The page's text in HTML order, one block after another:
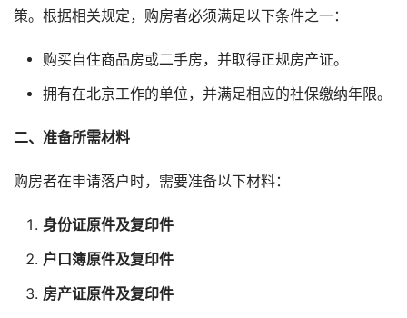
策。根据相关规定，购房者必须满足以下条件之一：
购买自住商品房或二手房，并取得正规房产证。
拥有在北京工作的单位，并满足相应的社保缴纳年限。
二、准备所需材料
购房者在申请落户时，需要准备以下材料：
身份证原件及复印件
户口簿原件及复印件
房产证原件及复印件